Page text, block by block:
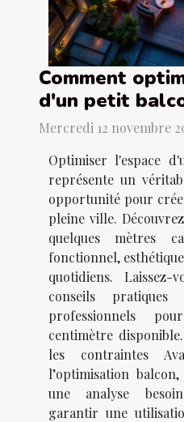
Comment
d'un petit
Mercredi 12 novembre
Optimiser l'espace
représente un
opportunité pour
pleine ville.
quelques mètres
fonctionnel,
quotidiens.
conseils
professionnels
centimètre
les contraintes
l’optimisation
une analyse
garantir une